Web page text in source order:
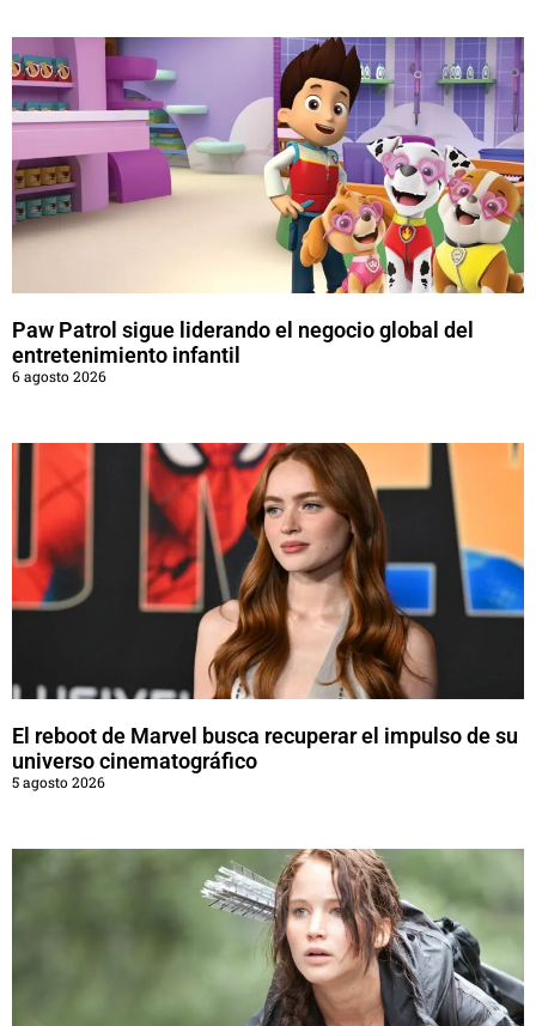
Paw Patrol sigue liderando el negocio global del
entretenimiento infantil
6 agosto 2026
El reboot de Marvel busca recuperar el impulso de su
universo cinematográfico
5 agosto 2026